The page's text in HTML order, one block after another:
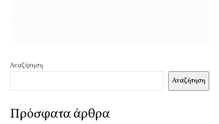
Αναζήτηση
Αναζήτηση
Πρόσφατα άρθρα